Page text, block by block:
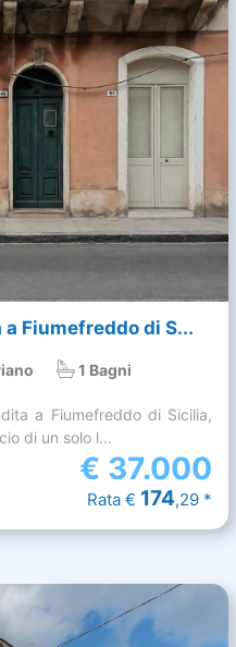
Fiumefreddo di S...
1 Bagni
a Fiumefreddo di Sicilia,
di un solo l...
€ 37.000
Rata € 174,29 *